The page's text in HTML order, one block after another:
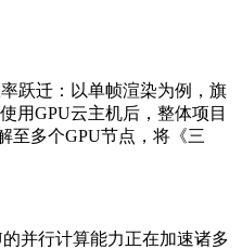
跃迁：以单帧渲染为例，旗
用GPU云主机后，整体项目
至多个GPU节点，将《三
并行计算能力正在加速诸多